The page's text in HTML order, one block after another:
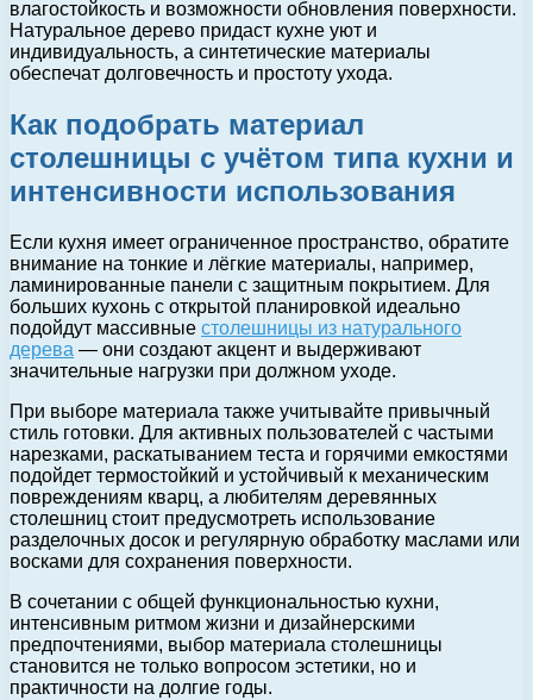
влагостойкость и возможности обновления поверхности.
Натуральное дерево придаст кухне уют и
индивидуальность, а синтетические материалы
обеспечат долговечность и простоту ухода.
Как подобрать материал
столешницы с учётом типа кухни и
интенсивности использования
Если кухня имеет ограниченное пространство, обратите
внимание на тонкие и лёгкие материалы, например,
ламинированные панели с защитным покрытием. Для
больших кухонь с открытой планировкой идеально
подойдут массивные столешницы из натурального
дерева — они создают акцент и выдерживают
значительные нагрузки при должном уходе.
При выборе материала также учитывайте привычный
стиль готовки. Для активных пользователей с частыми
нарезками, раскатыванием теста и горячими емкостями
подойдет термостойкий и устойчивый к механическим
повреждениям кварц, а любителям деревянных
столешниц стоит предусмотреть использование
разделочных досок и регулярную обработку маслами или
восками для сохранения поверхности.
В сочетании с общей функциональностью кухни,
интенсивным ритмом жизни и дизайнерскими
предпочтениями, выбор материала столешницы
становится не только вопросом эстетики, но и
практичности на долгие годы.